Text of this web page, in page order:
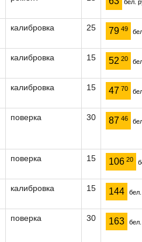
бел.
калибровка 25 79 49
калибровка 15 52 20
калибровка 15 47 70
поверка 30 87 46
поверка 15 106 20
калибровка 15 144
поверка 30 163